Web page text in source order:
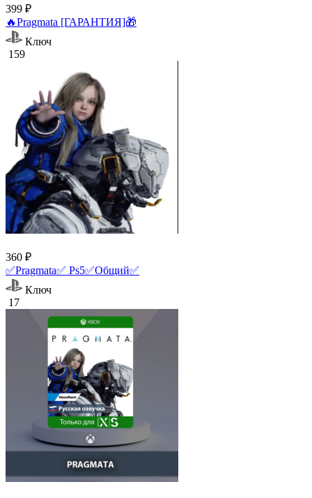
399 ₽
🔥Pragmata [ГАРАНТИЯ]🎁
Ключ
159
360 ₽
✅Pragmata✅ Ps5✅Общий✅
Ключ
17